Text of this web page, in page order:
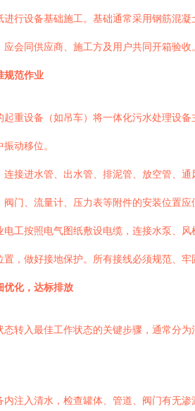
进行设备基础施工。基础通常采用钢筋混
应会同供应商、施工方及用户共同开箱验
规范作业
起重设备（如吊车）将一体化污水处理设
动移位。
连接进水管、出水管、排泥管、放空管、
门、流量计、压力表等附件的安装位置应
电工按照电气图纸敷设电缆，连接水泵、
，做好接地保护。所有接线必须规范、牢
优化，达标排放
转入最佳工作状态的关键步骤，通常分为
注入清水，检查罐体、管道、阀门有无渗